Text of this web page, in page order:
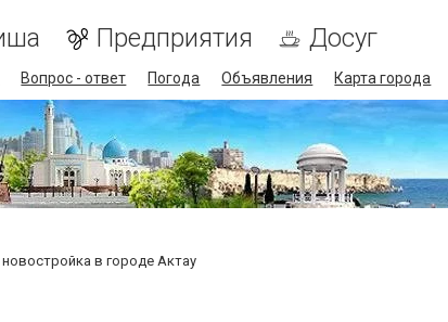
Предприятия Досуг
Вопрос - ответ Погода Объявления Карта города
в городе Актау